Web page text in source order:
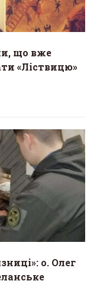
що вже
«Ліствицю»
о. Олег